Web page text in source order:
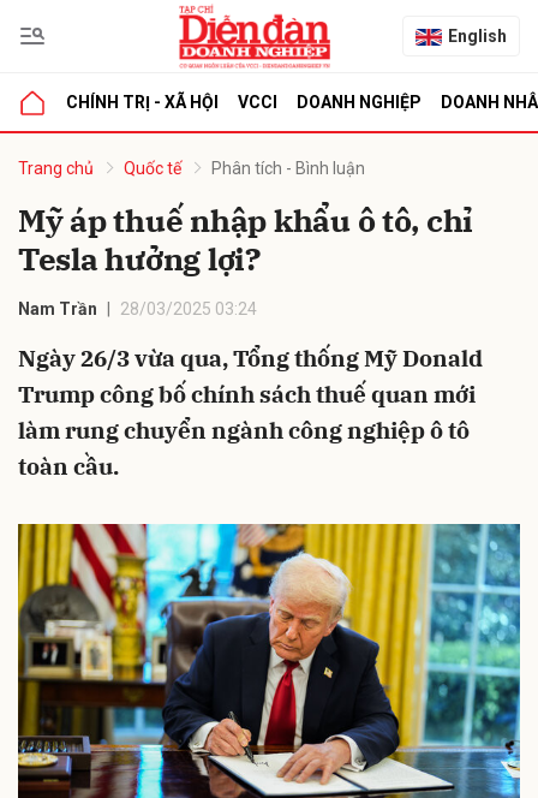
English
CHÍNH TRỊ - XÃ HỘI VCCI DOANH NGHIỆP DOANH
Trang chủ Quốc tế Phân tích - Bình luận
Mỹ áp thuế nhập khẩu ô tô, chỉ
Tesla hưởng lợi?
Nam Trần 28/03/2025 03:24
Ngày 26/3 vừa qua, Tổng thống Mỹ Donald
Trump công bố chính sách thuế quan mới
làm rung chuyển ngành công nghiệp ô tô
toàn cầu.
luận
Hủy